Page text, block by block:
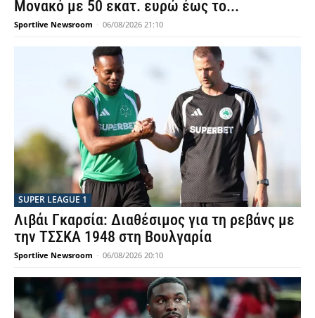
Μονακό με 50 εκατ. ευρώ έως το...
Sportlive Newsroom - 06/08/2026 21:10
SUPER LEAGUE 1
Λιβάι Γκαρσία: Διαθέσιμος για τη ρεβάνς με
την ΤΣΣΚΑ 1948 στη Βουλγαρία
Sportlive Newsroom - 06/08/2026 20:10